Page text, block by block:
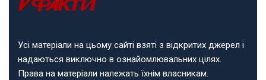
Усі матеріали на цьому сайті взяті з відкритих джерел і
надаються виключно в ознайомлювальних цілях.
Права на матеріали належать їхнім власникам.